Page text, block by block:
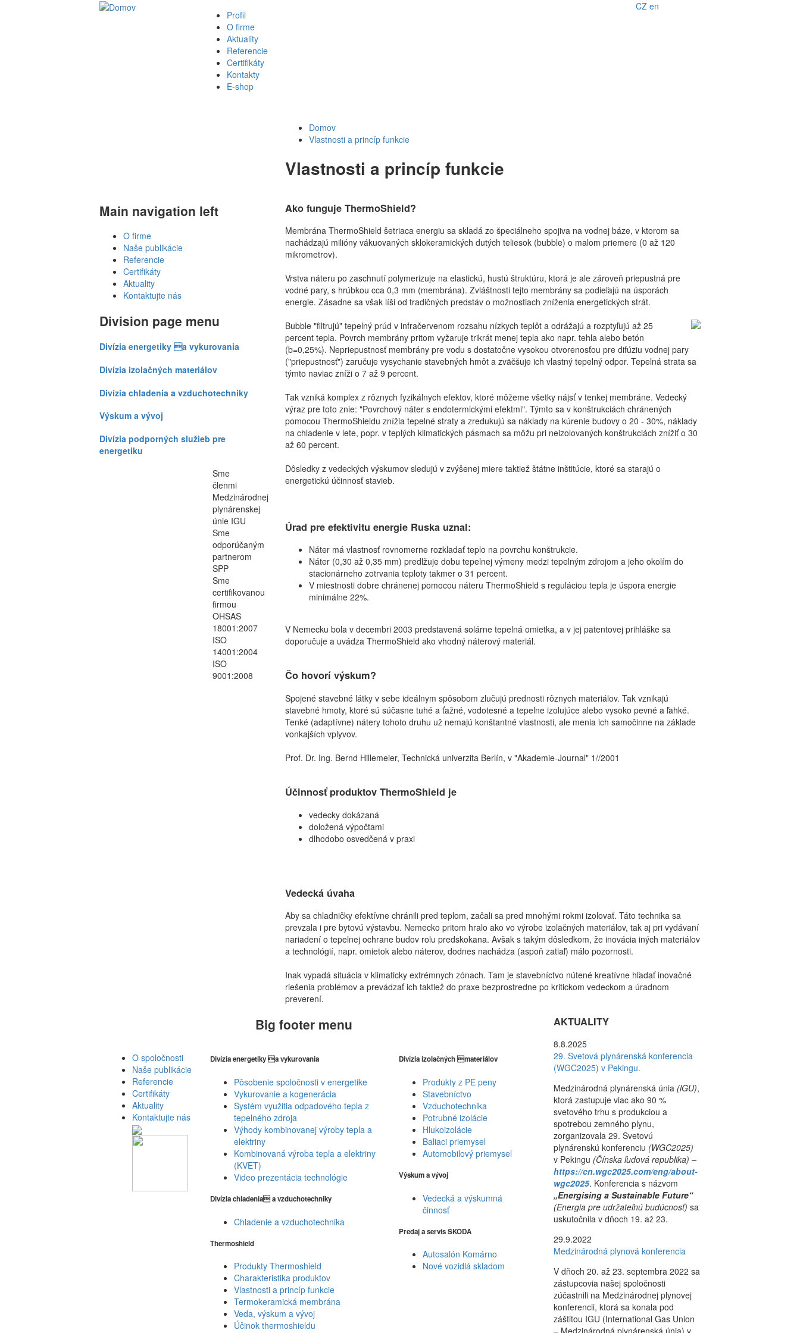
Profil
O firme
Aktuality
Referencie
Certifikáty
Kontakty
E-shop
CZ en
Domov
Vlastnosti a princíp funkcie
Vlastnosti a princíp funkcie
Ako funguje ThermoShield?
Membrána ThermoShield šetriaca energiu sa skladá zo špeciálneho spojiva na vodnej báze, v ktorom sa
nachádzajú milióny vákuovaných sklokeramických dutých teliesok (bubble) o malom priemere (0 až 120
mikrometrov).
Vrstva náteru po zaschnutí polymerizuje na elastickú, hustú štruktúru, ktorá je ale zároveň priepustná pre
vodné pary, s hrúbkou cca 0,3 mm (membrána). Zvláštnosti tejto membrány sa podieľajú na úsporách
energie. Zásadne sa však líši od tradičných predstáv o možnostiach zníženia energetických strát.
Bubble "filtrujú" tepelný prúd v infračervenom rozsahu nízkych teplôt a odrážajú a rozptyľujú až 25
percent tepla. Povrch membrány pritom vyžaruje trikrát menej tepla ako napr. tehla alebo betón
(b=0,25%). Nepriepustnosť membrány pre vodu s dostatočne vysokou otvorenosťou pre difúziu vodnej pary
("priepustnosť") zaručuje vysychanie stavebných hmôt a zväčšuje ich vlastný tepelný odpor. Tepelná strata sa
týmto naviac zníži o 7 až 9 percent.
Tak vzniká komplex z rôznych fyzikálnych efektov, ktoré môžeme všetky nájsť v tenkej membráne. Vedecký
výraz pre toto znie: "Povrchový náter s endotermickými efektmi". Týmto sa v konštrukciách chránených
pomocou ThermoShieldu znížia tepelné straty a zredukujú sa náklady na kúrenie budovy o 20 - 30%, náklady
na chladenie v lete, popr. v teplých klimatických pásmach sa môžu pri neizolovaných konštrukciách znížiť o 30
až 60 percent.
Dôsledky z vedeckých výskumov sledujú v zvýšenej miere taktiež štátne inštitúcie, ktoré sa starajú o
energetickú účinnosť stavieb.
Úrad pre efektivitu energie Ruska uznal:
Náter má vlastnosť rovnomerne rozkladať teplo na povrchu konštrukcie.
Náter (0,30 až 0,35 mm) predlžuje dobu tepelnej výmeny medzi tepelným zdrojom a jeho okolím do
stacionárneho zotrvania teploty takmer o 31 percent.
V miestnosti dobre chránenej pomocou náteru ThermoShield s reguláciou tepla je úspora energie
minimálne 22%.
V Nemecku bola v decembri 2003 predstavená solárne tepelná omietka, a v jej patentovej prihláške sa
doporučuje a uvádza ThermoShield ako vhodný náterový materiál.
Čo hovorí výskum?
Spojené stavebné látky v sebe ideálnym spôsobom zlučujú prednosti rôznych materiálov. Tak vznikajú
stavebné hmoty, ktoré sú súčasne tuhé a ťažné, vodotesné a tepelne izolujúce alebo vysoko pevné a ľahké.
Tenké (adaptívne) nátery tohoto druhu už nemajú konštantné vlastnosti, ale menia ich samočinne na základe
vonkajších vplyvov.
Prof. Dr. Ing. Bernd Hillemeier, Technická univerzita Berlín, v "Akademie-Journal" 1//2001
Účinnosť produktov ThermoShield je
vedecky dokázaná
doložená výpočtami
dlhodobo osvedčená v praxi
Vedecká úvaha
Aby sa chladničky efektívne chránili pred teplom, začali sa pred mnohými rokmi izolovať. Táto technika sa
prevzala i pre bytovú výstavbu. Nemecko pritom hralo ako vo výrobe izolačných materiálov, tak aj pri vydávaní
nariadení o tepelnej ochrane budov rolu predskokana. Avšak s takým dôsledkom, že inovácia iných materiálov
a technológií, napr. omietok alebo náterov, dodnes nachádza (aspoň zatiaľ) málo pozornosti.
Inak vypadá situácia v klimaticky extrémnych zónach. Tam je stavebníctvo nútené kreatívne hľadať inovačné
riešenia problémov a prevádzať ich taktiež do praxe bezprostredne po kritickom vedeckom a úradnom
preverení.
Main navigation left
O firme
Naše publikácie
Referencie
Certifikáty
Aktuality
Kontaktujte nás
Division page menu
Divízia energetiky a vykurovania
Divízia izolačných materiálov
Divízia chladenia a vzduchotechniky
Výskum a vývoj
Divízia podporných služieb pre
energetiku
Sme
členmi
Medzinárodnej
plynárenskej
únie IGU
Sme
odporúčaným
partnerom
SPP
Sme
certifikovanou
firmou
OHSAS
18001:2007
ISO
14001:2004
ISO
9001:2008
AKTUALITY
8.8.2025
29. Svetová plynárenská konferencia
(WGC2025) v Pekingu.
Medzinárodná plynárenská únia (lGU),
ktorá zastupuje viac ako 90 %
svetového trhu s produkciou a
spotrebou zemného plynu,
zorganizovala 29. Svetovú
plynárenskú konferenciu (WGC2025)
v Pekingu (Čínska ľudová republika) –
https://cn.wgc2025.com/eng/about-
wgc2025. Konferencia s názvom
„Energising a Sustainable Future“
(Energia pre udržateľnú budúcnosť) sa
uskutočnila v dňoch 19. až 23.
29.9.2022
Medzinárodná plynová konferencia
V dňoch 20. až 23. septembra 2022 sa
zástupcovia našej spoločnosti
zúčastnili na Medzinárodnej plynovej
konferencii, ktorá sa konala pod
záštitou IGU (International Gas Union
– Medzinárodná plynárenská únia) v
Big footer menu
O spoločnosti
Naše publikácie
Referencie
Certifikáty
Aktuality
Kontaktujte nás
Divízia energetiky a vykurovania
Pôsobenie spoločnosti v energetike
Vykurovanie a kogenerácia
Systém využitia odpadového tepla z
tepelného zdroja
Výhody kombinovanej výroby tepla a
elektriny
Kombinovaná výroba tepla a elektriny
(KVET)
Video prezentácia technológie
Divízia chladenia a vzduchotechniky
Chladenie a vzduchotechnika
Thermoshield
Produkty Thermoshield
Charakteristika produktov
Vlastnosti a princíp funkcie
Termokeramická membrána
Veda, výskum a vývoj
Účinok thermoshieldu
Divízia izolačných materiálov
Produkty z PE peny
Stavebníctvo
Vzduchotechnika
Potrubné izolácie
Hlukoizolácie
Baliaci priemysel
Automobilový priemysel
Výskum a vývoj
Vedecká a výskumná
činnosť
Predaj a servis ŠKODA
Autosalón Komárno
Nové vozidlá skladom